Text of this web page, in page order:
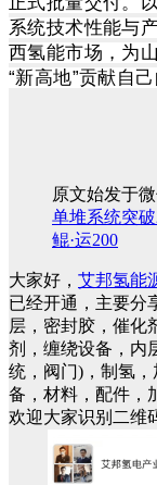
系统技术性能与
西氢能市场，为
“新高地”贡献自己
原文始发于
单堆系统突
鲲·运200
大家好， 艾邦氢能
已经开通，主要分
层，密封胶，催化
剂，缠绕设备，内
统，阀门)，制氢
备，材料，配件，
欢迎大家识别二维